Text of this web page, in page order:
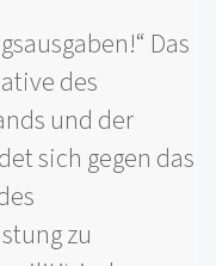
Das
des
und der
sich gegen das
zu